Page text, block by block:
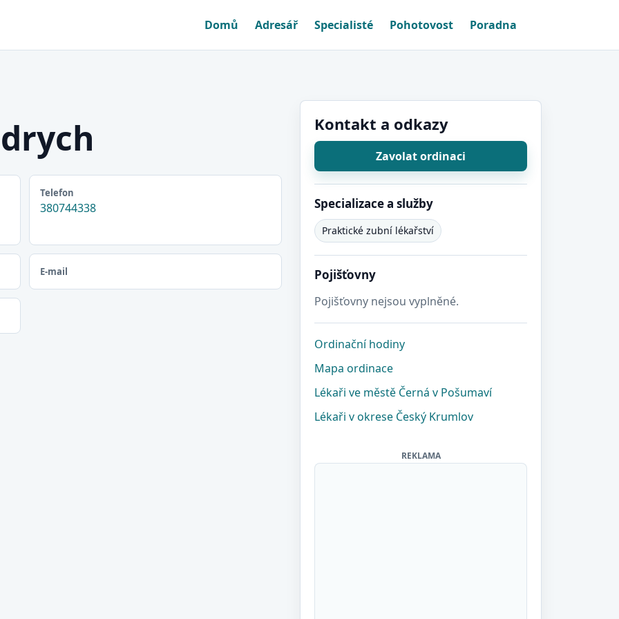
Domů Adresář Specialisté Pohotovost Poradna
Telefon
380744338
E-mail
Kontakt a odkazy
Zavolat ordinaci
Specializace a služby
Praktické zubní lékařství
Pojišťovny
Pojišťovny nejsou vyplněné.
Ordinační hodiny
Mapa ordinace
Lékaři ve městě Černá v Pošumaví
Lékaři v okrese Český Krumlov
REKLAMA